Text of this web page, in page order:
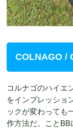
COLNAGO /
コルナゴのハイエ
をインプレッショ
ックが変わっても
作方法だ。こと